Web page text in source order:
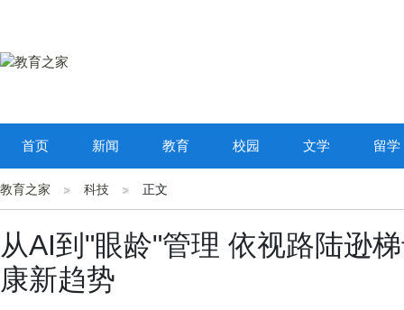
首页 新闻 教育 校园 文学 留学
教育之家 科技 正文
从AI到"眼龄"管理 依视路陆逊
康新趋势